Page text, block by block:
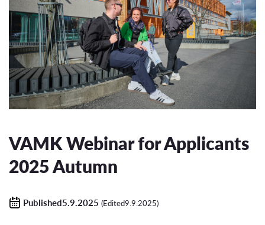
VAMK Webinar for Applicants
2025 Autumn
Published5.9.2025 (Edited9.9.2025)